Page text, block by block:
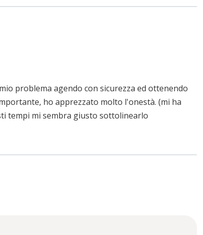
problema agendo con sicurezza ed ottenendo
ho apprezzato molto l'onestà. (mi ha
tempi mi sembra giusto sottolinearlo